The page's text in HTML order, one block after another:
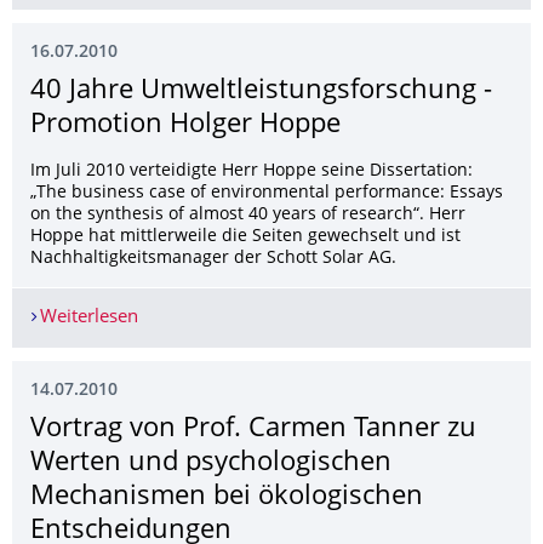
16.07.2010
40 Jahre Umweltleistungs­forschung -
Promotion Holger Hoppe
Im Juli 2010 verteidigte Herr Hoppe seine Dissertation:
„The business case of environmental performance: Essays
on the synthesis of almost 40 years of research“. Herr
Hoppe hat mittlerweile die Seiten gewechselt und ist
Nachhaltigkeitsmanager der Schott Solar AG.
Weiterlesen
14.07.2010
Vortrag von Prof. Carmen Tanner zu
Werten und psychologischen
Mechanismen bei ökologischen
Entscheidungen